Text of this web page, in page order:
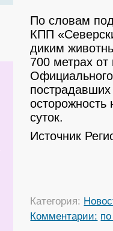
По словам
КПП
диким
700 метрах от
осторожность
суток.
Источник
Категория:
Комментарии: